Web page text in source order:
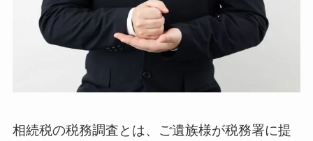
相続税の税務調査とは、ご遺族様が税務署に提